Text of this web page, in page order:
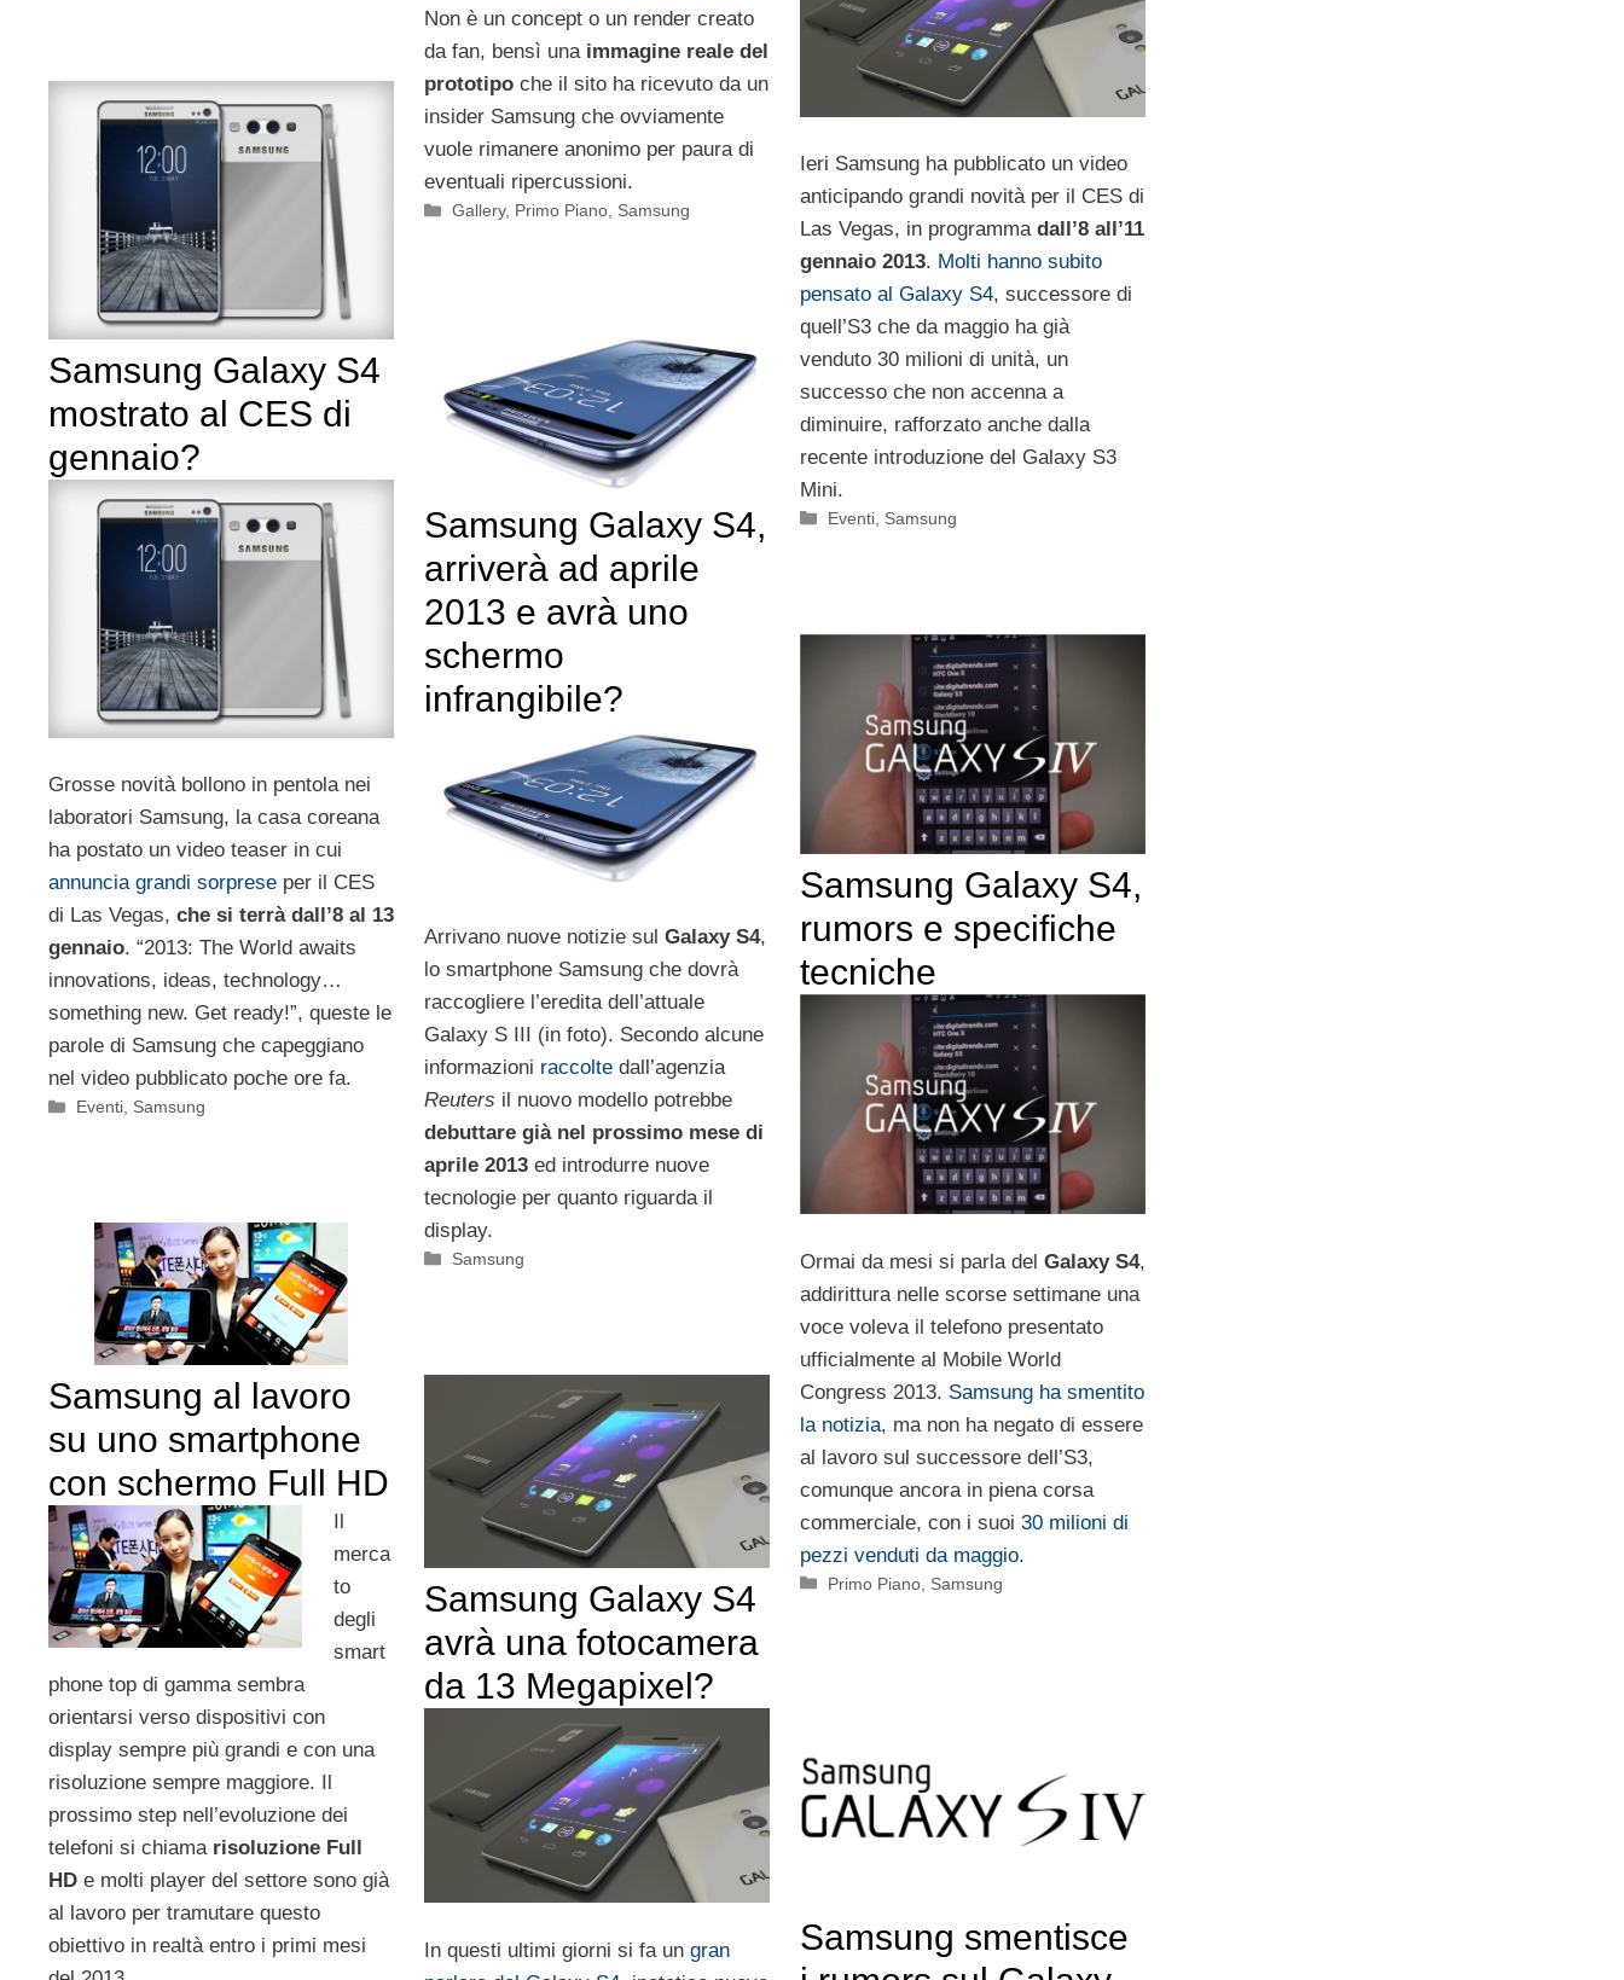
Non è un concept o un render creato
da fan, bensì una immagine reale del
prototipo che il sito ha ricevuto da un
insider Samsung che ovviamente
vuole rimanere anonimo per paura di
eventuali ripercussioni.
Categorie
Gallery, Primo Piano, Samsung
Ieri Samsung ha pubblicato un video
anticipando grandi novità per il CES di
Las Vegas, in programmadall’8 all’11
gennaio 2013. Molti hanno subito
pensato al Galaxy S4, successore di
quell’S3 che da maggio ha già
venduto 30 milioni di unità, un
successo che non accenna a
diminuire, rafforzato anche dalla
recente introduzione del Galaxy S3
Mini.
Categorie
Eventi Samsung
Samsung Galaxy S4
mostrato al CES di
gennaio?
Grosse novità bollono in pentola nei
laboratori Samsung, la casa coreana
ha postato un video teaser in cui
annuncia grandi sorprese per il CES
di Las Vegas, che si terrà dall’8 al 13
gennaio. “2013: The World awaits
innovations, ideas, technology…
something new. Get ready!”, queste le
parole di Samsung che capeggiano
nel video pubblicato poche ore fa.
Categorie
Eventi, Samsung
Samsung Galaxy S4,
arriverà ad aprile
2013 e avrà uno
schermo
infrangibile?
Arrivano nuove notizie sul Galaxy S4,
lo smartphone Samsung che dovrà
raccogliere l’eredita dell’attuale
Galaxy S III (in foto). Secondo alcune
informazioni raccoltedall’agenzia
Reuters il nuovo modello potrebbe
debuttare già nel prossimo mese di
aprile 2013ed introdurre nuove
tecnologie per quanto riguarda il
display.
Categorie
Samsung
Samsung Galaxy S4,
rumors e specifiche
tecniche
Ormai da mesi si parla del Galaxy S4,
addirittura nelle scorse settimane una
voce voleva il telefono presentato
ufficialmente al Mobile World
Congress 2013. Samsung ha smentito
la notizia, ma non ha negato di essere
al lavoro sul successore dell’S3,
comunque ancora in piena corsa
commerciale, con i suoi 30 milioni di
pezzi venduti da maggio.
Categorie
Primo Piano Samsung
Samsung al lavoro
su uno smartphone
con schermo Full HD
merca
to
degli
smart
phone top di gamma sembra
orientarsi verso dispositivi con
display sempre più grandi e con una
risoluzione sempre maggiore. Il
prossimo step nell’evoluzione dei
telefoni si chiama risoluzione Full
HD e molti player del settore sono già
al lavoro per tramutare questo
obiettivo in realtà entro i primi mesi
Samsung Galaxy S4
avrà una fotocamera
da 13 Megapixel?
In questi ultimi giorni si fa un gran
Samsung smentisce